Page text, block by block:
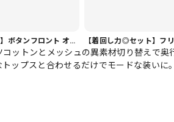
【今売れてます】ボタンフロント オーバーサイズ 半袖 シャツワンピース 1color ON1035
ットンとメッシュの異素材切り替えで奥
ップスと合わせるだけでモードな装いに